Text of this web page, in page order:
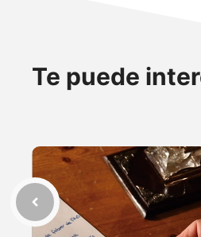
Te puede